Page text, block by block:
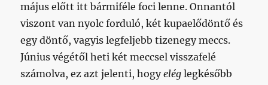
május előtt itt bármiféle foci lenne. Onnantól
viszont van nyolc forduló, két kupaelődöntő és
egy döntő, vagyis legfeljebb tizenegy meccs.
Június végétől heti két meccsel visszafelé
számolva, ez azt jelenti, hogyelég legkésőbb